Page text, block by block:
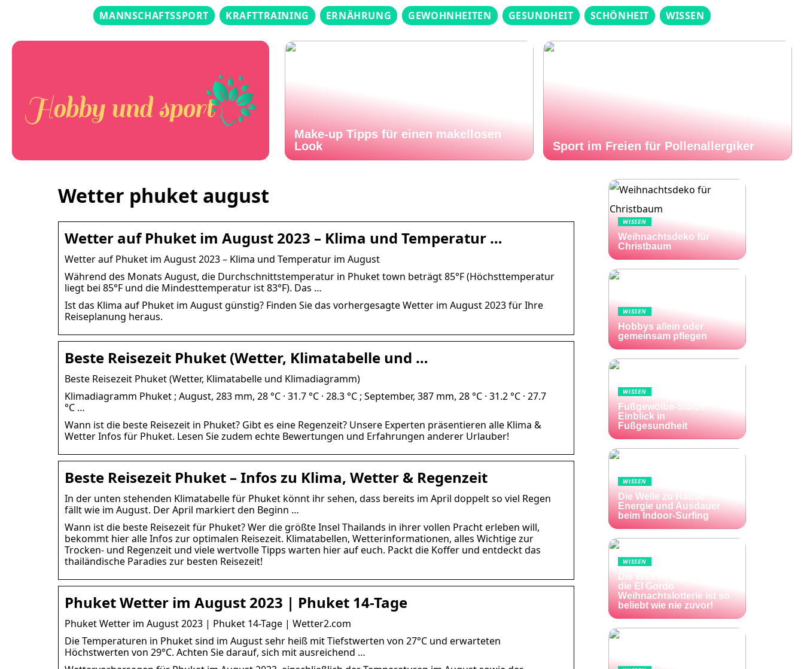
MANNSCHAFTSSPORT KRAFTTRAINING ERNÄHRUNG GEWOHNHEITEN GESUNDHEIT SCHÖNHEIT WISSEN
Make-up Tipps für einen makellosen
Look
Sport im Freien für Pollenallergiker
Wetter phuket august
Wetter auf Phuket im August 2023 – Klima und Temperatur …
Wetter auf Phuket im August 2023 – Klima und Temperatur im August
Während des Monats August, die Durchschnittstemperatur in Phuket town beträgt 85°F (Höchsttemperatur
liegt bei 85°F und die Mindesttemperatur ist 83°F). Das …
Ist das Klima auf Phuket im August günstig? Finden Sie das vorhergesagte Wetter im August 2023 für Ihre
Reiseplanung heraus.
Beste Reisezeit Phuket (Wetter, Klimatabelle und …
Beste Reisezeit Phuket (Wetter, Klimatabelle und Klimadiagramm)
Klimadiagramm Phuket ; August, 283 mm, 28 °C · 31.7 °C · 28.3 °C ; September, 387 mm, 28 °C · 31.2 °C · 27.7
°C …
Wann ist die beste Reisezeit in Phuket? Gibt es eine Regenzeit? Unsere Experten präsentieren alle Klima &
Wetter Infos für Phuket. Lesen Sie zudem echte Bewertungen und Erfahrungen anderer Urlauber!
Beste Reisezeit Phuket – Infos zu Klima, Wetter & Regenzeit
In der unten stehenden Klimatabelle für Phuket könnt ihr sehen, dass bereits im April doppelt so viel Regen
fällt wie im August. Der April markiert den Beginn …
Wann ist die beste Reisezeit für Phuket? Wer die größte Insel Thailands in ihrer vollen Pracht erleben will,
bekommt hier alle Infos zur optimalen Reisezeit. Klimatabellen, Wetterinformationen, alles Wichtige zur
Trocken- und Regenzeit und viele wertvolle Tipps warten hier auf euch. Packt die Koffer und entdeckt das
thailändische Paradies zur besten Reisezeit!
Phuket Wetter im August 2023 | Phuket 14-Tage
Phuket Wetter im August 2023 | Phuket 14-Tage | Wetter2.com
Die Temperaturen in Phuket sind im August sehr heiß mit Tiefstwerten von 27°C und erwarteten
Höchstwerten von 29°C. Achten Sie darauf, sich mit ausreichend …
WISSEN
Weihnachtsdeko für
Christbaum
WISSEN
Hobbys allein oder
gemeinsam pflegen
WISSEN
Fußgewölbe-Stütze:
Einblick in
Fußgesundheit
WISSEN
Die Welle zu Hause:
Energie und Ausdauer
beim Indoor-Surfing
WISSEN
Die Welt im Lotto-Fieber –
die El Gordo
Weihnachtslotterie ist so
beliebt wie nie zuvor!